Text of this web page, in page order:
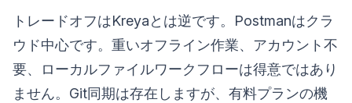
トレードオフはKreyaとは逆です。Postmanはクラ
ウド中心です。重いオフライン作業、アカウント不
要、ローカルファイルワークフローは得意ではあり
ません。Git同期は存在しますが、有料プランの機